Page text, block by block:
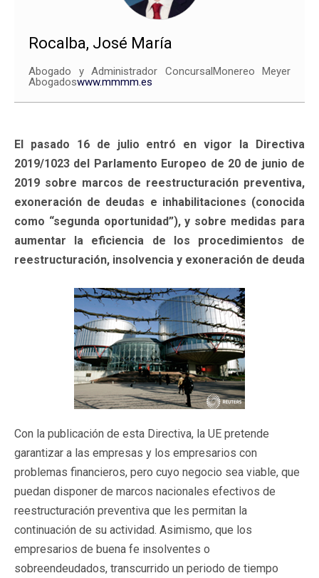
Rocalba, José María
Abogado y Administrador ConcursalMonereo Meyer
Abogadoswww.mmmm.es
El pasado 16 de julio entró en vigor la Directiva
2019/1023 del Parlamento Europeo de 20 de junio de
2019 sobre marcos de reestructuración preventiva,
exoneración de deudas e inhabilitaciones (conocida
como “segunda oportunidad”), y sobre medidas para
aumentar la eficiencia de los procedimientos de
reestructuración, insolvencia y exoneración de deuda
Con la publicación de esta Directiva, la UE pretende
garantizar a las empresas y los empresarios con
problemas financieros, pero cuyo negocio sea viable, que
puedan disponer de marcos nacionales efectivos de
reestructuración preventiva que les permitan la
continuación de su actividad. Asimismo, que los
empresarios de buena fe insolventes o
sobreendeudados, transcurrido un periodo de tiempo